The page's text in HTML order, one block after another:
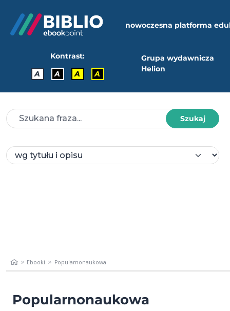
nowoczesna platforma
Kontrast:
A
A A A
Grupa wydawnicza
Helion
Szukaj
Ebooki Popularnonaukowa
Popularnonaukowa